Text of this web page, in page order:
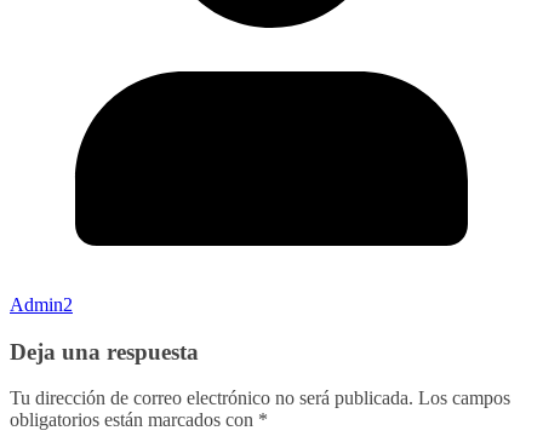
Admin2
Deja una respuesta
Tu dirección de correo electrónico no será publicada. Los campos
obligatorios están marcados con *